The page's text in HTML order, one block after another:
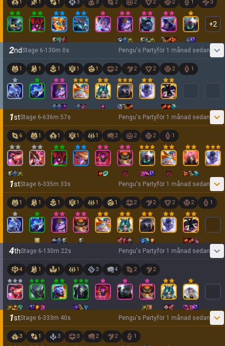
1 1 1 3 3 2 2 2 2 1 3
+2
2ndStage 6-1 30m 0s Pengu's Partyför 1 månad sedan
1 1 1 1 1 2 2 2 2 1
1stStage 6-636m 57s Pengu's Partyför 1 månad sedan
6 1 1 1 1 2 2 2 1
1stStage 6-335m 33s Pengu's Partyför 1 månad sedan
1 1 1 1 1 1 2 2 2 2 1
4thStage 6-1 30m 22s Pengu's Partyför 1 månad sedan
4 1 1 1 3 4 2 2
1stStage 6-333m 40s Pengu's Partyför 1 månad sedan
3 1 3 3 2 2 1